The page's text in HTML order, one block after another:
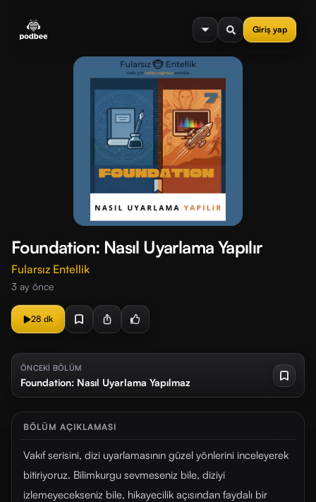
Giriş yap
menu
Foundation: Nasıl Uyarlama Yapılır
Fularsız Entellik
3 ay önce
28 dk
ÖNCEKİ BÖLÜM
Foundation: Nasıl Uyarlama Yapılmaz
BÖLÜM AÇIKLAMASI
Vakıf serisini, dizi uyarlamasının güzel yönlerini inceleyerek
bitiriyoruz. Bilimkurgu sevmeseniz bile, diziyi
izlemeyecekseniz bile, hikayecilik açısından faydalı bir